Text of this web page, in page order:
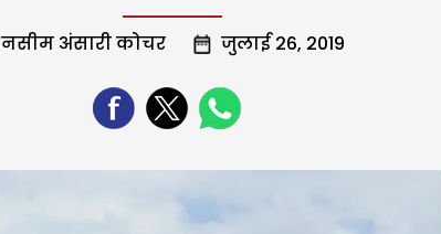
नसीम अंसारी कोचर जुलाई 26, 2019